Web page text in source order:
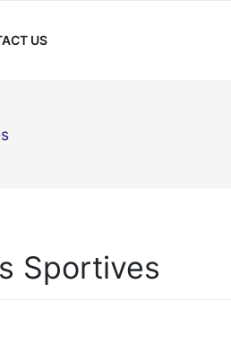
US
Sportives